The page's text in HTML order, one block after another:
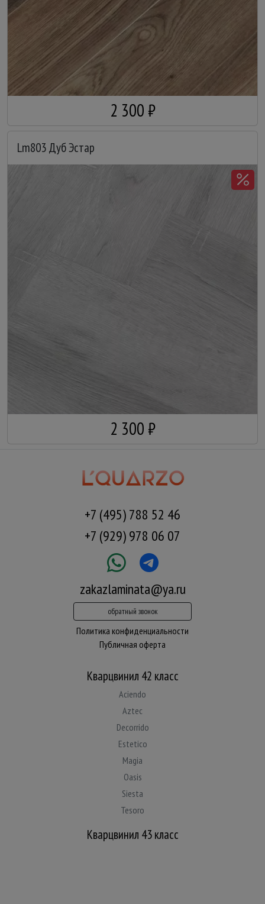
2 300 ₽
Lm803 Дуб Эстар
2 300 ₽
+7 (495) 788 52 46
+7 (929) 978 06 07
zakazlaminata@ya.ru
обратный звонок
Политика конфиденциальности
Публичная оферта
Кварцвинил 42 класс
Aciendo
Aztec
Decorrido
Estetico
Magia
Oasis
Siesta
Tesoro
Кварцвинил 43 класс